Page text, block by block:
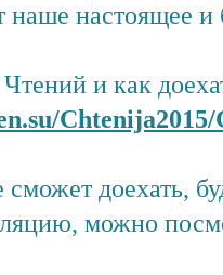
наше настоящее и
и как
доехать,
можно